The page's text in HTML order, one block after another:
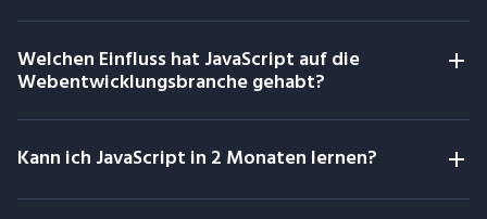
Welchen Einfluss hat JavaScript auf die
Webentwicklungsbranche gehabt?
Kann ich JavaScript in 2 Monaten lernen?